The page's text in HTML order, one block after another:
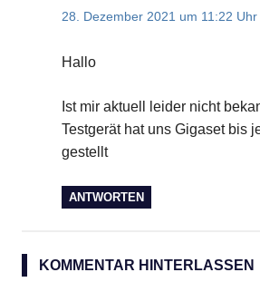
28. Dezember 2021 um 11:22 Uhr
Hallo
Ist mir aktuell leider nicht
Testgerät hat uns Gigaset bis
gestellt
ANTWORTEN
KOMMENTAR HINTERLASSEN